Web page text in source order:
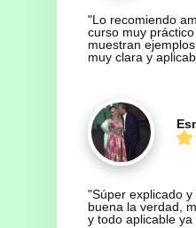
"Lo recomiendo
curso muy
muestran
muy clara y
"Súper explicado
buena la verdad,
y todo aplicable